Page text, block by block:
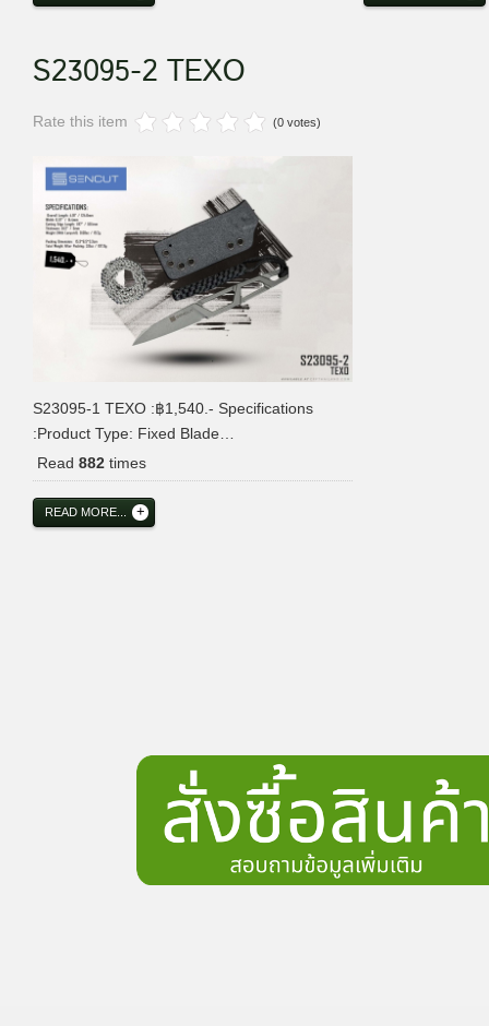
S23095-2 TEXO
Rate this item (0 votes)
S23095-1 TEXO :฿1,540.- Specifications
:Product Type: Fixed Blade…
Read 882 times
READ MORE...